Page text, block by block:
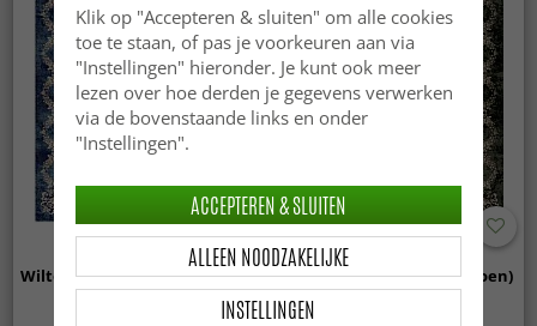
Wilton - Taknis (blauw) Wilton - Taknis (donkergroen)
Klik op "Accepteren & sluiten" om alle cookies
toe te staan, of pas je voorkeuren aan via
"Instellingen" hieronder. Je kunt ook meer
lezen over hoe derden je gegevens verwerken
via de bovenstaande links en onder
"Instellingen".
INSTELLINGEN
ALLEEN NOODZAKELIJKE
ACCEPTEREN & SLUITEN